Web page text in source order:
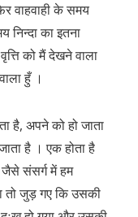
वाहवाही के समय
निन्दा का इतना
को मैं देखने वाला
हुँ ।
है, अपने को हो जाता
है । एक होता है
जैसे संसर्ग में हम
तो जुड़ गए कि उसकी